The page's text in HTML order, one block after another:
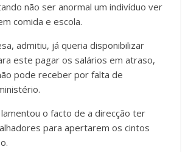
não ser anormal um indivíduo ver
comida e escola.
admitiu, já queria disponibilizar
este pagar os salários em atraso,
pode receber por falta de
o facto de a direcção ter
para apertarem os cintos